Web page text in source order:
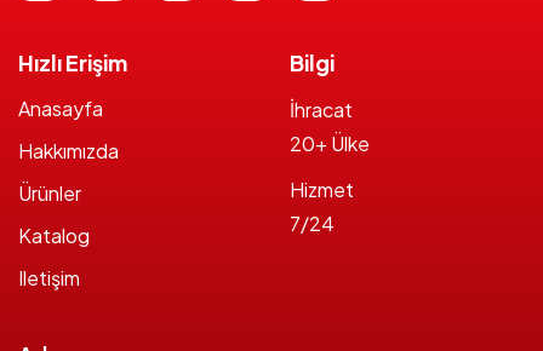
Hızlı Erişim
Anasayfa
Hakkımızda
Ürünler
Katalog
Iletişim
Bilgi
İhracat
20+ Ülke
Hizmet
7/24